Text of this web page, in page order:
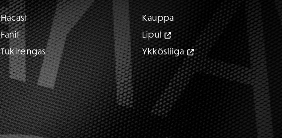
Hacast
Fanit
Tukirengas
Kauppa
Liput
Ykkösliiga